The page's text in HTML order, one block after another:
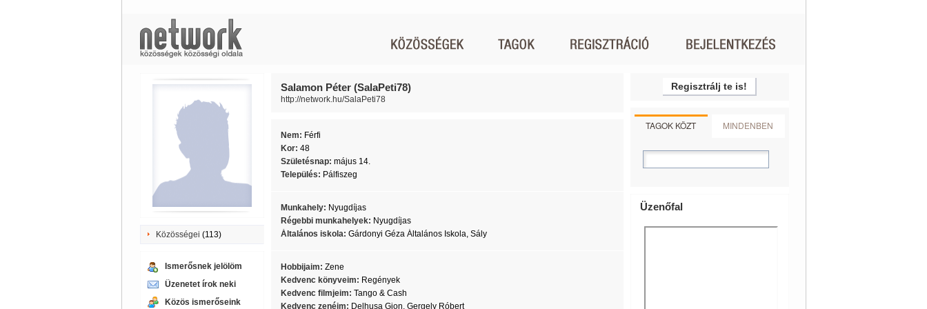
Közösségei (113)
Ismerősnek jelölöm
Üzenetet írok neki
Közös ismerőseink
Salamon Péter (SalaPeti78)
http://network.hu/SalaPeti78
Nem: Férfi
Kor: 48
Születésnap: május 14.
Település: Pálfiszeg
Munkahely: Nyugdíjas
Régebbi munkahelyek: Nyugdíjas
Általános iskola: Gárdonyi Géza Általános Iskola, Sály
Hobbijaim: Zene
Kedvenc könyveim: Regények
Kedvenc filmjeim: Tango & Cash
Kedvenc zenéim: Delhusa Gjon, Gergely Róbert
Regisztrálj te is!
TAGOK KÖZT MINDENBEN
Üzenőfal